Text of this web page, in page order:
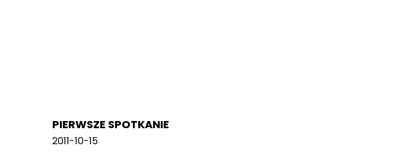
PIERWSZE SPOTKANIE
2011-10-15